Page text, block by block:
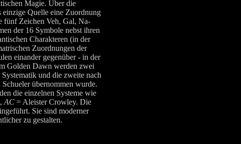
Magie. Über die
Quelle eine Zuordnung
fünf Zeichen Veh, Gal, Na-
der 16 Symbole nebst ihren
Charakteren (in der
Zuordnungen der
einander gegenüber - in der
Golden Dawn werden zwei
und die zweite nach
übernommen wurde.
die einzelnen Systeme wie
AC= Aleister Crowley. Die
Sie sind moderner
zu gestalten.